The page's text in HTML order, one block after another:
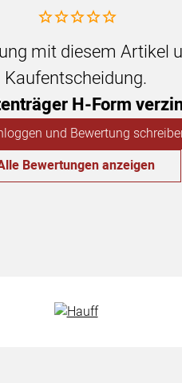
Noch keine Bewertungen
mit diesem Artikel
Kaufentscheidung.
H-Form
und Bewertung
Bewertungen anzeigen